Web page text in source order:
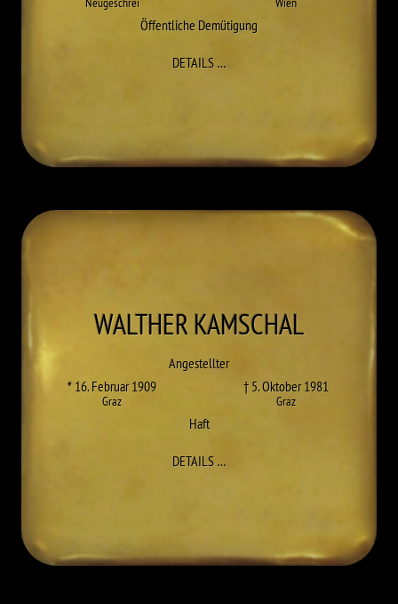
Öffentliche Demütigung
DETAILS…ZU THEODOR KARDINAL INNITZER
WALTHERKAMSCHAL
Angestellter
* 16. Februar 1909
Graz
† 5. Oktober 1981
Graz
Haft
DETAILS…ZU WALTHER KAMSCHAL